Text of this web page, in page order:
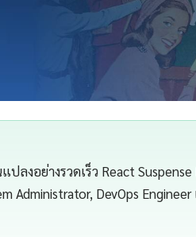
ลงอย่างรวดเร็ว React
Administrator, DevOps